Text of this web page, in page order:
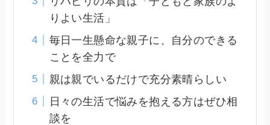
りよい生活」
毎日一生懸命な親子に、自分のできる
ことを全力で
親は親でいるだけで充分素晴らしい
日々の生活で悩みを抱える方はぜひ相
談を